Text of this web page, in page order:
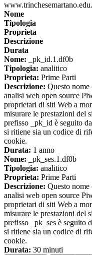
Nome
Tipologia
Proprieta
Descrizione
Durata
Nome: _pk_id.1.df0b
Tipologia: analitico
Proprieta: Prime Parti
Descrizione: Questo nome
analisi web open source
proprietari di siti Web a
misurare le prestazioni del
prefisso _pk_id è seguito
si ritiene sia un codice di
cookie.
Durata: 1 anno
Nome: _pk_ses.1.df0b
Tipologia: analitico
Proprieta: Prime Parti
Descrizione: Questo nome
analisi web open source
proprietari di siti Web a
misurare le prestazioni del
prefisso _pk_ses è seguito
si ritiene sia un codice di
cookie.
Durata: 30 minuti